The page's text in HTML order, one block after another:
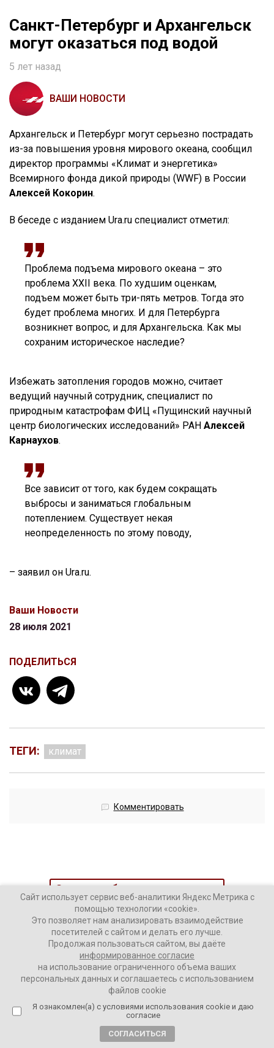
Санкт-Петербург и Архангельск
могут оказаться под водой
5 лет назад
ВАШИ НОВОСТИ
Архангельск и Петербург могут серьезно пострадать
из-за повышения уровня мирового океана, сообщил
директор программы «Климат и энергетика»
Всемирного фонда дикой природы (WWF) в России
Алексей Кокорин.
В беседе с изданием Ura.ru специалист отметил:
Проблема подъема мирового океана – это
проблема XXII века. По худшим оценкам,
подъем может быть три-пять метров. Тогда это
будет проблема многих. И для Петербурга
возникнет вопрос, и для Архангельска. Как мы
сохраним историческое наследие?
Избежать затопления городов можно, считает
ведущий научный сотрудник, специалист по
природным катастрофам ФИЦ «Пущинский научный
центр биологических исследований» РАН Алексей
Карнаухов.
Все зависит от того, как будем сокращать
выбросы и заниматься глобальным
потеплением. Существует некая
неопределенность по этому поводу,
– заявил он Ura.ru.
Ваши Новости
28 июля 2021
ПОДЕЛИТЬСЯ
ТЕГИ: климат
Комментировать
Загрузить больше материалов
Наши колонки
Актуальное
Аналитика
Сайт использует сервис веб-аналитики Яндекс Метрика с
помощью технологии «cookie».
Это позволяет нам анализировать взаимодействие
посетителей с сайтом и делать его лучше.
Продолжая пользоваться сайтом, вы даёте
информированное согласие
на использование ограниченного объема ваших
персональных данных и соглашаетесь с использованием
файлов cookie
Я ознакомлен(а) с условиями использования cookie и даю
согласие
СОГЛАСИТЬСЯ